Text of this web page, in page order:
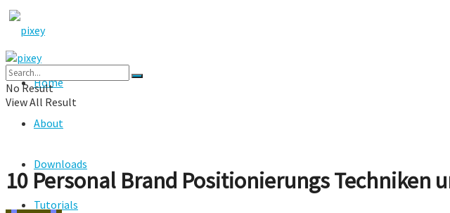
Home
About
Downloads
Tutorials
No Result
View All Result
10 Personal Brand Positionierungs Techniken